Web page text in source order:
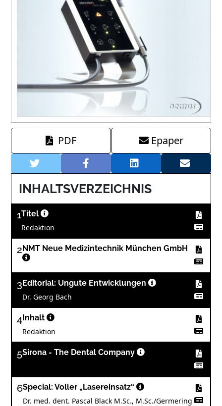
PDF Epaper
INHALTSVERZEICHNIS
1Titel
Redaktion
2 NMT Neue Medizintechnik München GmbH
3 Editorial: Ungute Entwicklungen
Dr. Georg Bach
4 Inhalt
Redaktion
5Sirona - The Dental Company
6Special: Voller „Lasereinsatz“
Dr. med. dent. Pascal Black M.Sc., M.Sc./Germering